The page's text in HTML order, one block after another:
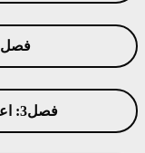
فصل2: کسر
فصل3: اعداد اعشاری